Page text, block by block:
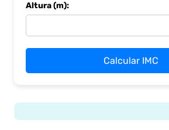
Altura (m):
Calcular IMC